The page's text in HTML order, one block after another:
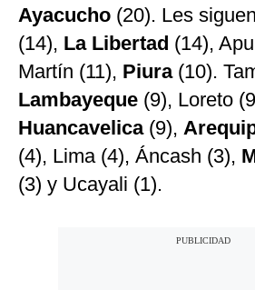
Ayacucho (20). Les siguen
(14), La Libertad (14),
Martín (11), Piura(10).
Lambayeque (9), Loreto
Huancavelica(9),
(4), Lima (4), Áncash (3),
(3) y Ucayali (1).